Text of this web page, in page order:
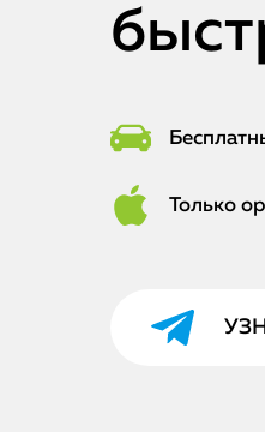
Только